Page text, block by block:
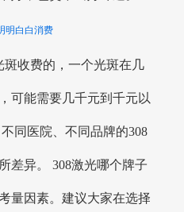
明白白消费
斑收费的，一个光斑在几
可能需要几千元到千元以
同医院、不同品牌的308
差异。 308激光哪个牌子
量因素。建议大家在选择